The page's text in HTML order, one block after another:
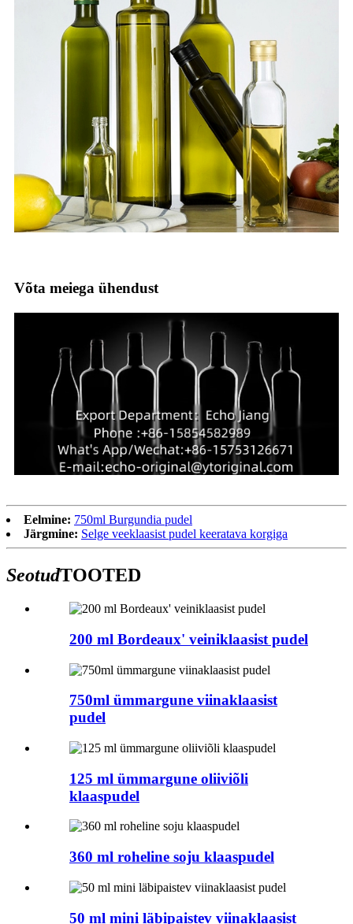
Võta meiega ühendust
Eelmine: 750ml Burgundia pudel
Järgmine: Selge veeklaasist pudel keeratava korgiga
SeotudTOOTED
200 ml Bordeaux' veiniklaasist pudel
750ml ümmargune viinaklaasist
pudel
125 ml ümmargune oliiviõli
klaaspudel
360 ml roheline soju klaaspudel
50 ml mini läbipaistev viinaklaasist